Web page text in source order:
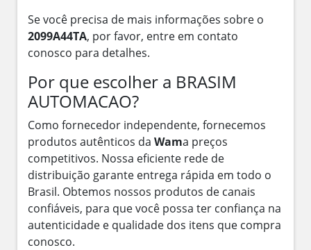
Se você precisa de mais informações sobre o
2099A44TA, por favor, entre em contato
conosco para detalhes.
Por que escolher a BRASIM
AUTOMACAO?
Como fornecedor independente, fornecemos
produtos autênticos da Wama preços
competitivos. Nossa eficiente rede de
distribuição garante entrega rápida em todo o
Brasil. Obtemos nossos produtos de canais
confiáveis, para que você possa ter confiança na
autenticidade e qualidade dos itens que compra
conosco.